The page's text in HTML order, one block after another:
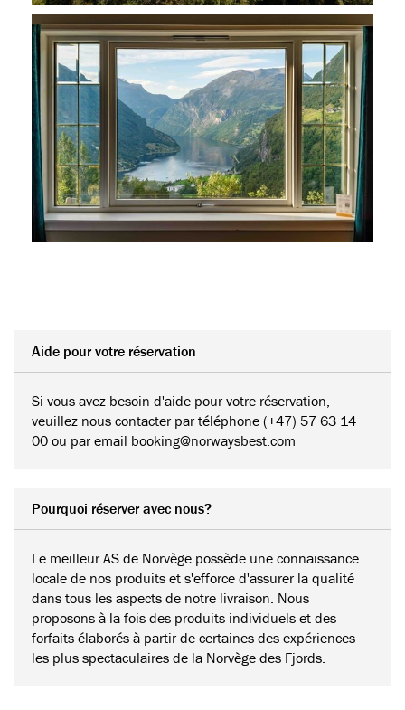
Aide pour votre réservation
Si vous avez besoin d'aide pour votre réservation,
veuillez nous contacter par téléphone (+47) 57 63 14
00 ou par email booking@norwaysbest.com
Pourquoi réserver avec nous?
Le meilleur AS de Norvège possède une connaissance
locale de nos produits et s'efforce d'assurer la qualité
dans tous les aspects de notre livraison. Nous
proposons à la fois des produits individuels et des
forfaits élaborés à partir de certaines des expériences
les plus spectaculaires de la Norvège des Fjords.